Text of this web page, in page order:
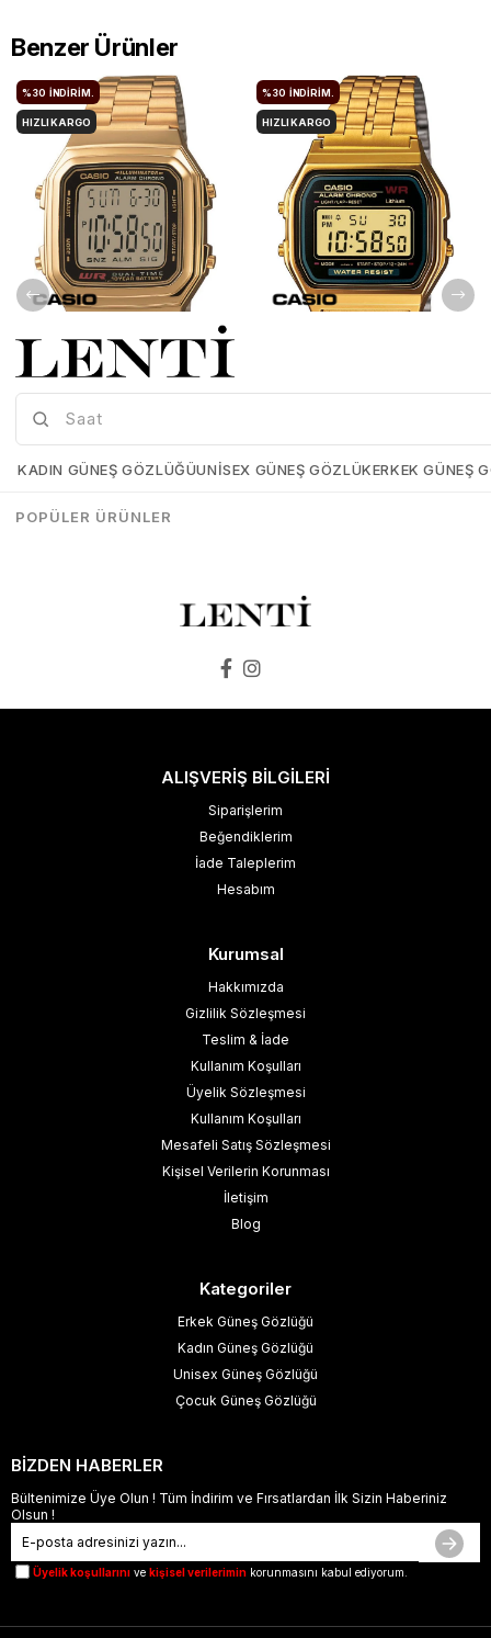
Benzer Ürünler
Casio-A178WGA-1AVDF
%30 İNDIRIM.
HIZLI KARGO
Casio-A159WGEA-1DF
%30 İNDIRIM.
HIZLI KARGO
ALIŞVERİŞ BİLGİLERİ
Siparişlerim
Beğendiklerim
İade Taleplerim
Hesabım
Kurumsal
Hakkımızda
Gizlilik Sözleşmesi
Teslim & İade
Kullanım Koşulları
Üyelik Sözleşmesi
Kullanım Koşulları
Mesafeli Satış Sözleşmesi
Kişisel Verilerin Korunması
İletişim
Blog
Kategoriler
Erkek Güneş Gözlüğü
Kadın Güneş Gözlüğü
Unisex Güneş Gözlüğü
Çocuk Güneş Gözlüğü
BİZDEN HABERLER
Bültenimize Üye Olun ! Tüm İndirim ve Fırsatlardan İlk Sizin Haberiniz
Olsun !
Üyelik koşullarını ve kişisel verilerimin korunmasını kabul ediyorum.
KADIN GÜNEŞ GÖZLÜĞÜUNISEX GÜNEŞ GÖZLÜKERKEK GÜNEŞ
POPÜLER ÜRÜNLER